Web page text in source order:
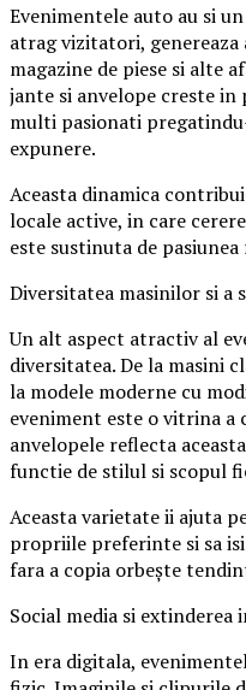
Evenimentele auto au si
atrag vizitatori,
magazine de piese si alte
jante si anvelope creste in
multi pasionati
expunere.
Aceasta dinamica
locale active, in care
este sustinuta de
Diversitatea masinilor si a
Un alt aspect atractiv al
diversitatea. De la masini
la modele moderne cu
eveniment este o vitrina a
anvelopele reflecta
functie de stilul si scopul
Aceasta varietate ii ajuta
propriile preferinte si sa
fara a copia orbește
Social media si extinderea
In era digitala,